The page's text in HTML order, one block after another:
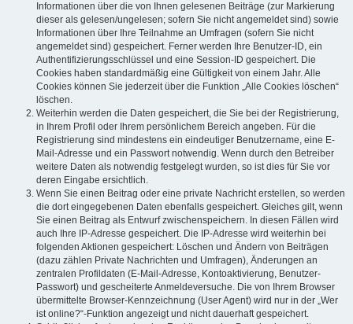
Informationen über die von Ihnen gelesenen Beiträge (zur Markierung
dieser als gelesen/ungelesen; sofern Sie nicht angemeldet sind) sowie
Informationen über Ihre Teilnahme an Umfragen (sofern Sie nicht
angemeldet sind) gespeichert. Ferner werden Ihre Benutzer-ID, ein
Authentifizierungsschlüssel und eine Session-ID gespeichert. Die
Cookies haben standardmäßig eine Gültigkeit von einem Jahr. Alle
Cookies können Sie jederzeit über die Funktion „Alle Cookies löschen“
löschen.
Weiterhin werden die Daten gespeichert, die Sie bei der Registrierung,
in Ihrem Profil oder Ihrem persönlichem Bereich angeben. Für die
Registrierung sind mindestens ein eindeutiger Benutzername, eine E-
Mail-Adresse und ein Passwort notwendig. Wenn durch den Betreiber
weitere Daten als notwendig festgelegt wurden, so ist dies für Sie vor
deren Eingabe ersichtlich.
Wenn Sie einen Beitrag oder eine private Nachricht erstellen, so werden
die dort eingegebenen Daten ebenfalls gespeichert. Gleiches gilt, wenn
Sie einen Beitrag als Entwurf zwischenspeichern. In diesen Fällen wird
auch Ihre IP-Adresse gespeichert. Die IP-Adresse wird weiterhin bei
folgenden Aktionen gespeichert: Löschen und Ändern von Beiträgen
(dazu zählen Private Nachrichten und Umfragen), Änderungen an
zentralen Profildaten (E-Mail-Adresse, Kontoaktivierung, Benutzer-
Passwort) und gescheiterte Anmeldeversuche. Die von Ihrem Browser
übermittelte Browser-Kennzeichnung (User Agent) wird nur in der „Wer
ist online?“-Funktion angezeigt und nicht dauerhaft gespeichert.